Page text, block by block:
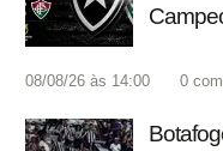
08/08/26 às 14:00 0